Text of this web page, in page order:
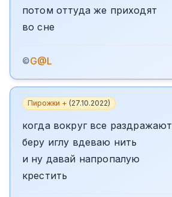
потом оттуда же приходят
во сне
©G@L
Пирожки + (27.10.2022)
когда вокруг все раздражают
беру иглу вдеваю нить
и ну давай напропалую
крестить